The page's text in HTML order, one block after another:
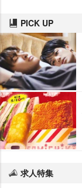
PICK UP
求人特集